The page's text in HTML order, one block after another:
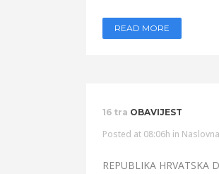
READ MORE
16 tra OBAVIJEST
Posted at 08:06h in Naslovna
REPUBLIKA HRVATSKA